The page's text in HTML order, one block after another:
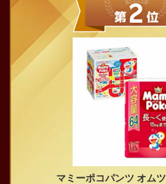
マミーポコパンツ オム